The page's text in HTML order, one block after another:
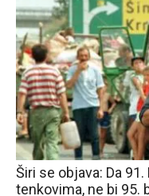
Širi se objava: Da
tenkovima, ne bi 95.